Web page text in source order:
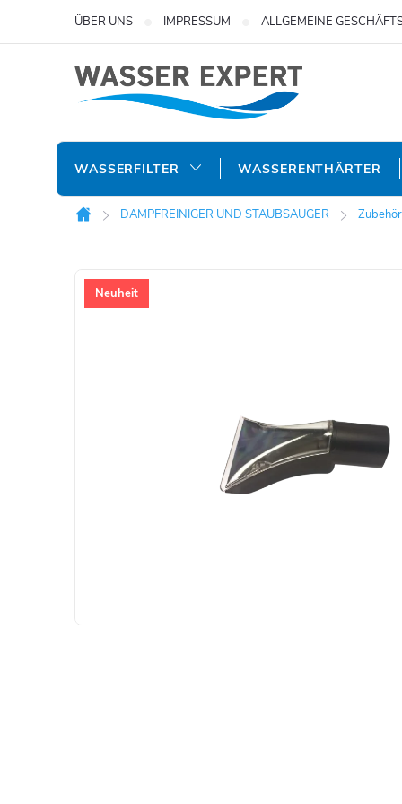
ÜBER UNS IMPRESSUM ALLGEMEINE
WASSERFILTER WASSERENTHÄRTER
Startseite
DAMPFREINIGER UND STAUBSAUGER
Neuheit